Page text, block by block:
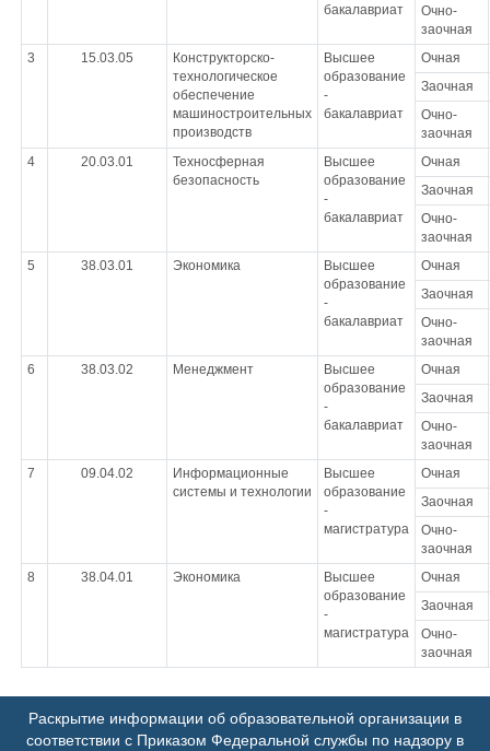
бакалавриат
Очно-
заочная
3
15.03.05
Конструкторско-
технологическое
обеспечение
машиностроительных
производств
Высшее
образование
-
бакалавриат
Очная
Заочная
Очно-
заочная
4
20.03.01
Техносферная
безопасность
Высшее
образование
-
бакалавриат
Очная
Заочная
Очно-
заочная
5
38.03.01 Экономика
Высшее
образование
-
бакалавриат
Очная
Заочная
Очно-
заочная
6
38.03.02 Менеджмент
Высшее
образование
-
бакалавриат
Очная
Заочная
Очно-
заочная
7
09.04.02
Информационные
системы и технологии
Высшее
образование
-
магистратура
Очная
Заочная
Очно-
заочная
8
38.04.01 Экономика
Высшее
образование
-
магистратура
Очная
Заочная
Очно-
заочная
Раскрытие информации об образовательной организации в
соответствии с Приказом Федеральной службы по надзору в